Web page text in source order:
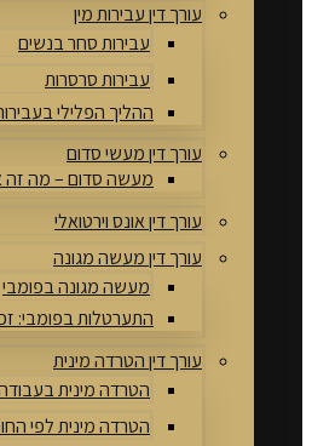
עורך דין עבירות מין
עבירות סחר בנשים
עבירות סרסרות
ההליך הפלילי
עורך דין מעשי סדום
מעשה סדום – מה זה
עורך דין אונס וירטואלי
עורך דין מעשה מגונה
מעשה מגונה בפומבי
התערטלות בפומבי:
עורך דין הטרדה מינית
הטרדה מינית
הטרדה מינית לפי